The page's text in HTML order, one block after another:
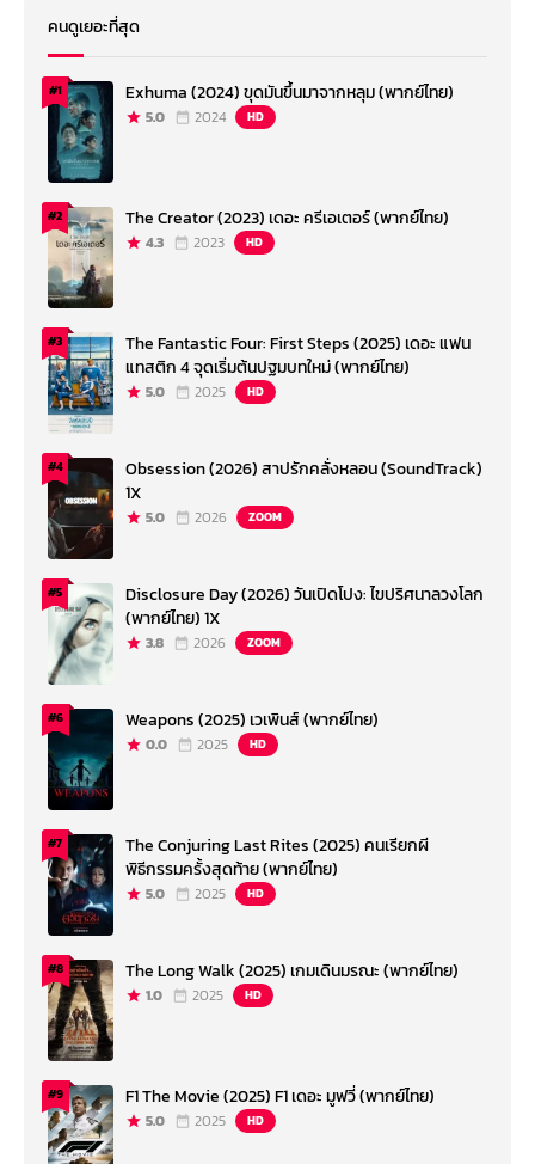
คนดูเยอะที่สุด
#1 Exhuma (2024) ขุดมันขึ้นมาจากหลุม (พากย์ไทย)
5.0 2024 HD
#2 The Creator (2023) เดอะ ครีเอเตอร์ (พากย์ไทย)
4.3 2023 HD
#3
The Fantastic Four: First Steps (2025) เดอะ แฟน
แทสติก 4 จุดเริ่มต้นปฐมบทใหม่ (พากย์ไทย)
5.0 2025 HD
#4
Obsession (2026) สาปรักคลั่งหลอน (SoundTrack)
1X
5.0 2026 ZOOM
#5
Disclosure Day (2026) วันเปิดโปง: ไขปริศนาลวงโลก
(พากย์ไทย) 1X
3.8 2026 ZOOM
#6 Weapons (2025) เวเพินส์ (พากย์ไทย)
0.0 2025 HD
#7
The Conjuring Last Rites (2025) คนเรียกผี
พิธีกรรมครั้งสุดท้าย (พากย์ไทย)
5.0 2025 HD
#8 The Long Walk (2025) เกมเดินมรณะ (พากย์ไทย)
1.0 2025 HD
#9 F1 The Movie (2025) F1 เดอะ มูฟวี่ (พากย์ไทย)
5.0 2025 HD